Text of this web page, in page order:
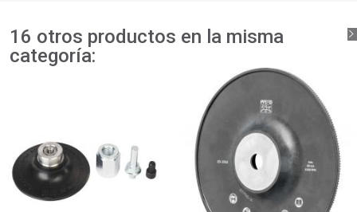
16 otros productos en la misma
categoría: